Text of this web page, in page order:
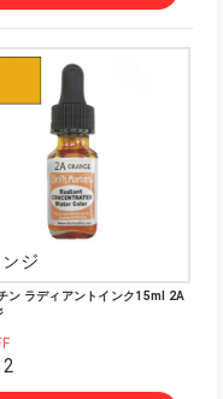
ン ラディアントインク15ml 2A